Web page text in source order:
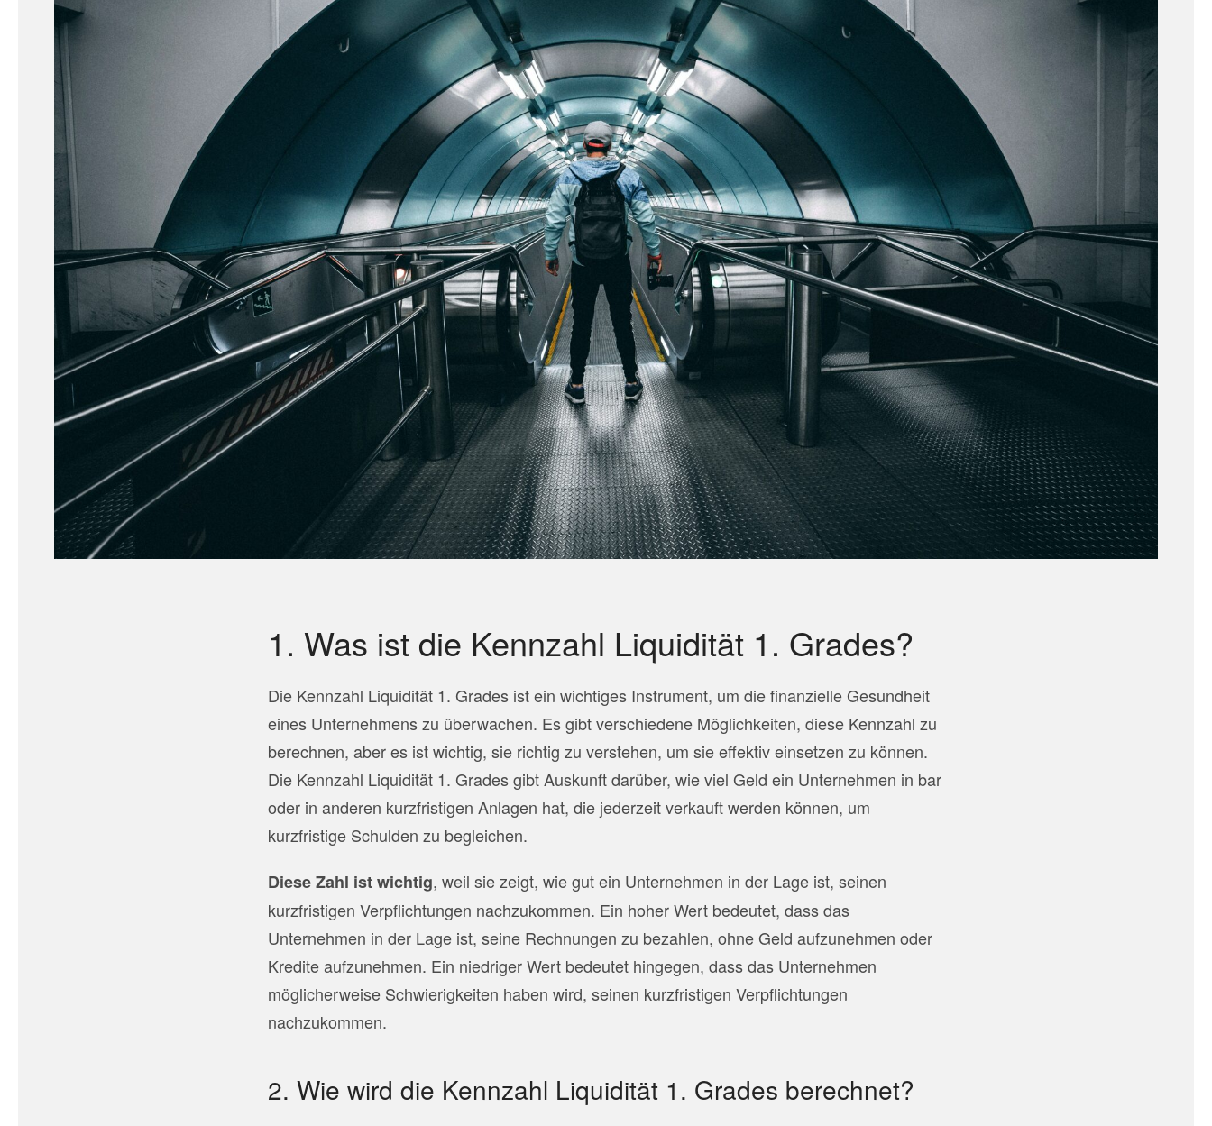
1. Was ist die Kennzahl Liquidität 1. Grades?
Die Kennzahl Liquidität 1. Grades ist ein wichtiges Instrument, um die finanzielle Gesundheit
eines Unternehmens zu überwachen. Es gibt verschiedene Möglichkeiten, diese Kennzahl zu
berechnen, aber es ist wichtig, sie richtig zu verstehen, um sie effektiv einsetzen zu können.
Die Kennzahl Liquidität 1. Grades gibt Auskunft darüber, wie viel Geld ein Unternehmen in bar
oder in anderen kurzfristigen Anlagen hat, die jederzeit verkauft werden können, um
kurzfristige Schulden zu begleichen.
Diese Zahl ist wichtig, weil sie zeigt, wie gut ein Unternehmen in der Lage ist, seinen
kurzfristigen Verpflichtungen nachzukommen. Ein hoher Wert bedeutet, dass das
Unternehmen in der Lage ist, seine Rechnungen zu bezahlen, ohne Geld aufzunehmen oder
Kredite aufzunehmen. Ein niedriger Wert bedeutet hingegen, dass das Unternehmen
möglicherweise Schwierigkeiten haben wird, seinen kurzfristigen Verpflichtungen
nachzukommen.
2. Wie wird die Kennzahl Liquidität 1. Grades berechnet?